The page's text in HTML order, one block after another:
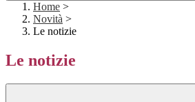
Home >
Novità >
Le notizie
Le notizie